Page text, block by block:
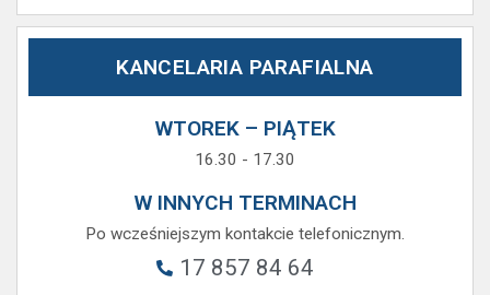
KANCELARIA PARAFIALNA
WTOREK – PIĄTEK
16.30 - 17.30
W INNYCH TERMINACH
Po wcześniejszym kontakcie telefonicznym.
17 857 84 64